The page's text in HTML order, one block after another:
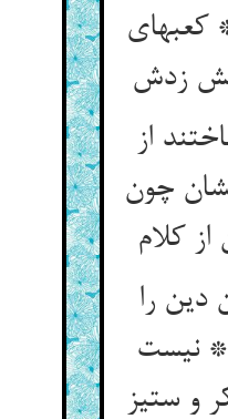
کعبه‏ای
زدش‏
از
چون
کلام‏
دین را
نیست
و ستیز